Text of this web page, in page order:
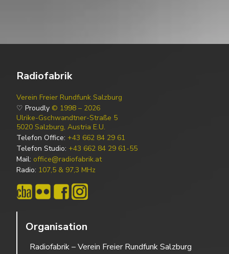
Radiofabrik
Verein Freier Rundfunk Salzburg
♡ Proudly © 1998 – 2026
Ulrike-Gschwandtner-Straße 5
5020 Salzburg, Austria E.U.
Telefon Office: +43 662 84 29 61
Telefon Studio: +43 662 84 29 61-55
Mail: office@radiofabrik.at
Radio: 107,5 & 97,3 MHz
Organisation
Radiofabrik – Verein Freier Rundfunk Salzburg